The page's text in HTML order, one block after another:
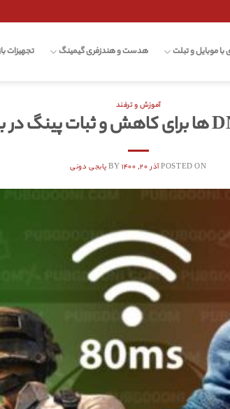
با موبایل و تبلت هدست و هندزفری گیمینگ تجهیزات
آموزش و ترفند
POSTED ONآذر ۲۰, ۱۴۰۰ پابجی دونی